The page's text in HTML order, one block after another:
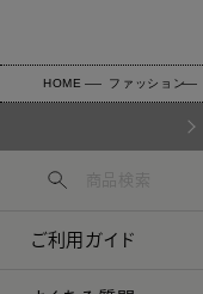
HOME ファッション
ご利用ガイド